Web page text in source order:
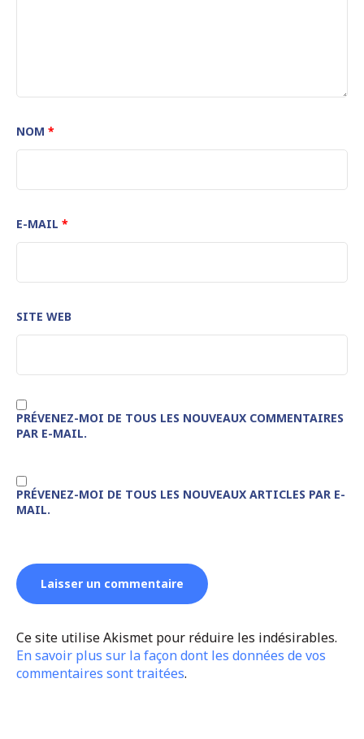
NOM *
E-MAIL *
SITE WEB
PRÉVENEZ-MOI DE TOUS LES NOUVEAUX COMMENTAIRES
PAR E-MAIL.
PRÉVENEZ-MOI DE TOUS LES NOUVEAUX ARTICLES PAR E-
MAIL.
Ce site utilise Akismet pour réduire les indésirables.
En savoir plus sur la façon dont les données de vos
commentaires sont traitées.